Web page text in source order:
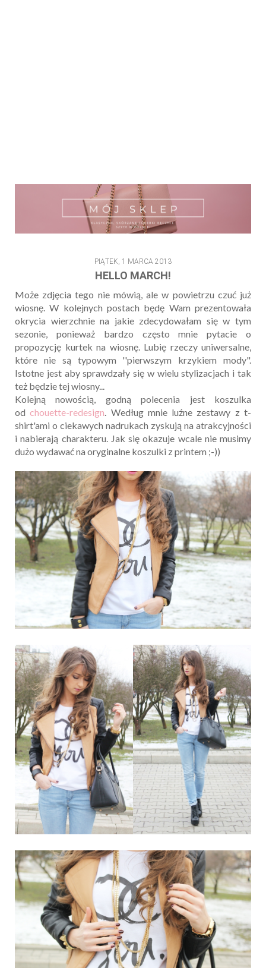
PIĄTEK, 1 MARCA 2013
HELLO MARCH!
Może zdjęcia tego nie mówią, ale w powietrzu czuć już
wiosnę. W kolejnych postach będę Wam prezentowała
okrycia wierzchnie na jakie zdecydowałam się w tym
sezonie, ponieważ bardzo często mnie pytacie o
propozycję kurtek na wiosnę. Lubię rzeczy uniwersalne,
które nie są typowym ''pierwszym krzykiem mody".
Istotne jest aby sprawdzały się w wielu stylizacjach i tak
też będzie tej wiosny...
Kolejną nowością, godną polecenia jest koszulka
odchouette-redesign. Według mnie luźne zestawy z t-
shirt'ami o ciekawych nadrukach zyskują na atrakcyjności
i nabierają charakteru. Jak się okazuje wcale nie musimy
dużo wydawać na oryginalne koszulki z printem ;-))